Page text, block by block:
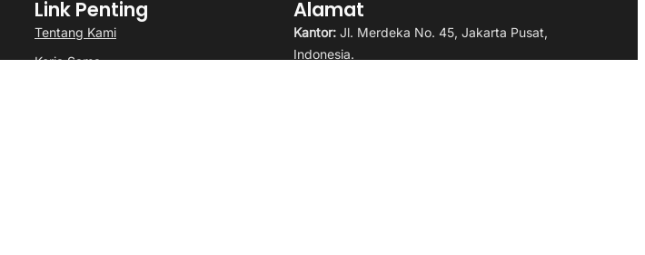
Link Penting
Tentang Kami
Kerja Sama
Alamat
Kantor: Jl. Merdeka No. 45, Jakarta Pusat,
Indonesia.